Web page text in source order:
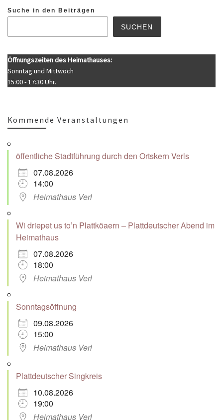
Suche in den Beiträgen
SUCHEN
Öffnungszeiten des Heimathauses:
Sonntag und Mittwoch
15:00 - 17:30 Uhr.
Kommende Veranstaltungen
öffentliche Stadtführung durch den Ortskern Verls
07.08.2026
14:00
Heimathaus Verl
Wi driepet us to’n Plattköaern – Plattdeutscher Abend im
Heimathaus
07.08.2026
18:00
Heimathaus Verl
Sonntagsöffnung
09.08.2026
15:00
Heimathaus Verl
Plattdeutscher Singkreis
10.08.2026
19:00
Heimathaus Verl